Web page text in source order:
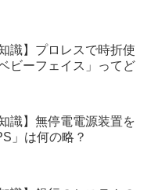
識】プロレスで時折使
ビーフェイス」ってど
識】無停電電源装置を
」は何の略？